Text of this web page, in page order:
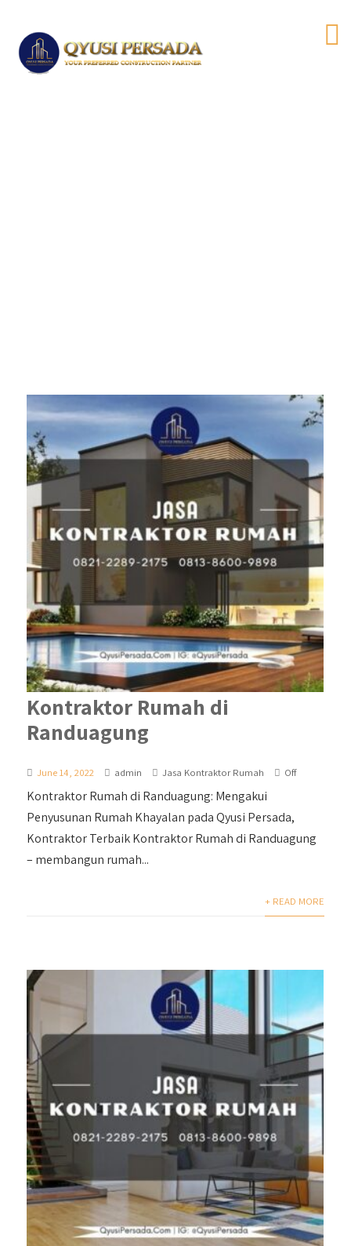
Kontraktor Rumah di
Randuagung
June 14, 2022 admin Jasa Kontraktor Rumah Off
Kontraktor Rumah di Randuagung: Mengakui
Penyusunan Rumah Khayalan pada Qyusi Persada,
Kontraktor Terbaik Kontraktor Rumah di Randuagung
– membangun rumah...
+ READ MORE